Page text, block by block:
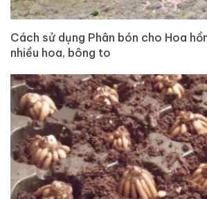
Cách sử dụng Phân bón cho Hoa
nhiều hoa, bông to